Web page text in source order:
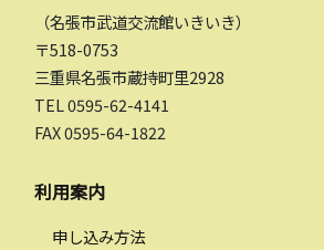
（名張市武道交流館いきいき）
〒518-0753
三重県名張市蔵持町里2928
TEL 0595-62-4141
FAX 0595-64-1822
利用案内
申し込み方法